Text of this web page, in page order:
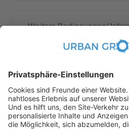
Weitere Bedingungen/
Erstattungspolitik